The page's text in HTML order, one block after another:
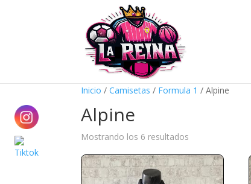
Inicio /Camisetas / Formula 1 / Alpine
Alpine
Mostrando los 6 resultados
precio:
alto